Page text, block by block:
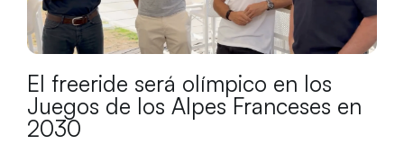
El freeride será olímpico en los
Juegos de los Alpes Franceses en
2030